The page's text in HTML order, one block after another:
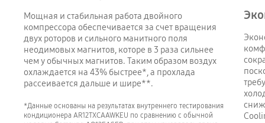
Мощная и стабильная работа двойного
компрессора обеспечивается за счет вращения
двух роторов и сильного манитного поля
неодимовых магнитов, которе в 3 раза сильнее
чем у обычных магнитов. Таким образом воздух
охлаждается на 43% быстрее*, а прохлада
рассеивается дальше и шире**.
*Данные основаны на результатах внутреннего тестирования
кондиционера AR12TXCAAWKEU по сравнению с обычной